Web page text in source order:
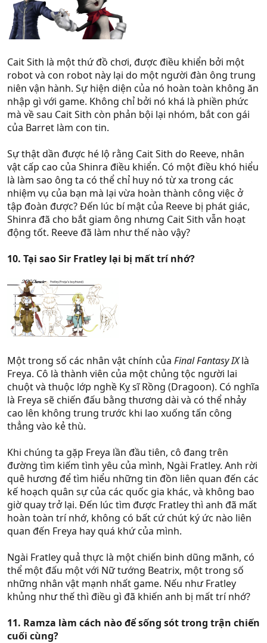
Cait Sith là một thứ đồ chơi, được điều khiển bởi một
robot và con robot này lại do một người đàn ông trung
niên vận hành. Sự hiện diện của nó hoàn toàn không ăn
nhập gì với game. Không chỉ bởi nó khá là phiền phức
mà về sau Cait Sith còn phản bội lại nhóm, bắt con gái
của Barret làm con tin.
Sự thật dần được hé lộ rằng Cait Sith do Reeve, nhân
vật cấp cao của Shinra điều khiển. Có một điều khó hiểu
là làm sao ông ta có thể chỉ huy nó từ xa trong các
nhiệm vụ của bạn mà lại vừa hoàn thành công việc ở
tập đoàn được? Đến lúc bí mật của Reeve bị phát giác,
Shinra đã cho bắt giam ông nhưng Cait Sith vẫn hoạt
động tốt. Reeve đã làm như thế nào vậy?
10. Tại sao Sir Fratley lại bị mất trí nhớ?
Một trong số các nhân vật chính của Final Fantasy IXlà
Freya. Cô là thành viên của một chủng tộc người lai
chuột và thuộc lớp nghề Kỵ sĩ Rồng (Dragoon). Có nghĩa
là Freya sẽ chiến đấu bằng thương dài và có thể nhảy
cao lên không trung trước khi lao xuống tấn công
thẳng vào kẻ thù.
Khi chúng ta gặp Freya lần đầu tiên, cô đang trên
đường tìm kiếm tình yêu của mình, Ngài Fratley. Anh rời
quê hương để tìm hiểu những tin đồn liên quan đến các
kế hoạch quân sự của các quốc gia khác, và không bao
giờ quay trở lại. Đến lúc tìm được Fratley thì anh đã mất
hoàn toàn trí nhớ, không có bất cứ chút ký ức nào liên
quan đến Freya hay quá khứ của mình.
Ngài Fratley quả thực là một chiến binh dũng mãnh, có
thể một đấu một với Nữ tướng Beatrix, một trong số
những nhân vật mạnh nhất game. Nếu như Fratley
khủng như thế thì điều gì đã khiến anh bị mất trí nhớ?
11. Ramza làm cách nào để sống sót trong trận chiến
cuối cùng?